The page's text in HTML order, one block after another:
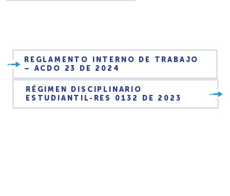
REGLAMENTO INTERNO DE TRABAJO
– ACDO 23 DE 2024
RÉGIMEN DISCIPLINARIO
ESTUDIANTIL-RES 0132 DE 2023